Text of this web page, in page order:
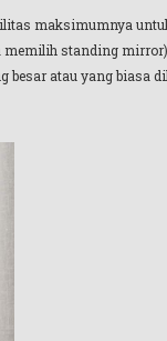
maksimumnya
standing
atau yang biasa